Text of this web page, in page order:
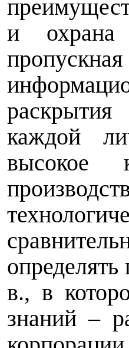
и охрана
раскрытия
каждой
высокое
в., в
знаний –